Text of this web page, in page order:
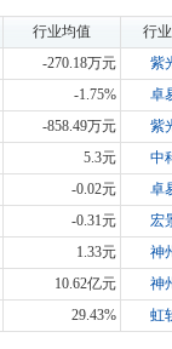
行业均值 行
-270.18万元 紫
-1.75% 卓
-858.49万元 紫
5.3元 中
-0.02元 卓
-0.31元 宏
1.33元 神
10.62亿元 神
29.43% 虹